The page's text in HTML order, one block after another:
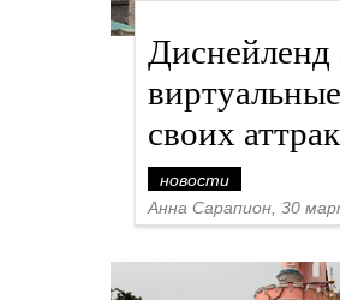
Диснейленд
своих
новости
Анна Сарапион, 30